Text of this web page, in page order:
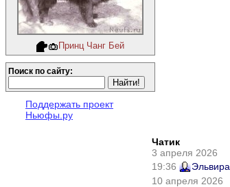
Принц Чанг Бей
Поиск по сайту:
Поддержать проект
Ньюфы.ру
Чатик
3 апреля 2026
19:36
Эльвира
10 апреля 2026